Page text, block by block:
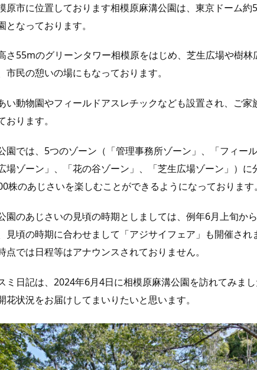
原市に位置しております相模原麻溝公園は、東京ドーム約
となっております。
さ55mのグリーンタワー相模原をはじめ、芝生広場や樹林
市民の憩いの場にもなっております。
い動物園やフィールドアスレチックなども設置され、ご家
ります。
園では、5つのゾーン（「管理事務所ゾーン」、「フィー
場ゾーン」、「花の谷ゾーン」、「芝生広場ゾーン」）に
株のあじさいを楽しむことができるようになっております。
園のあじさいの見頃の時期としましては、例年6月上旬か
見頃の時期に合わせまして「アジサイフェア」も開催され
点では日程等はアナウンスされておりません。
ミ日記は、2024年6月4日に相模原麻溝公園を訪れてみま
花状況をお届けしてまいりたいと思います。